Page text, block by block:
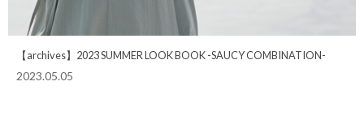
【archives】2023 SUMMER LOOK BOOK -SAUCY COMBINATION-
2023.05.05